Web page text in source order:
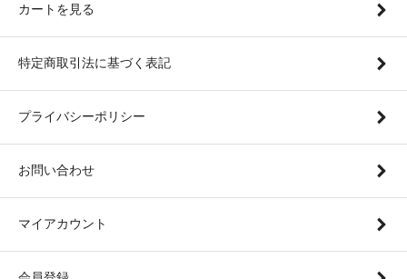
カートを見る
特定商取引法に基づく表記
プライバシーポリシー
お問い合わせ
マイアカウント